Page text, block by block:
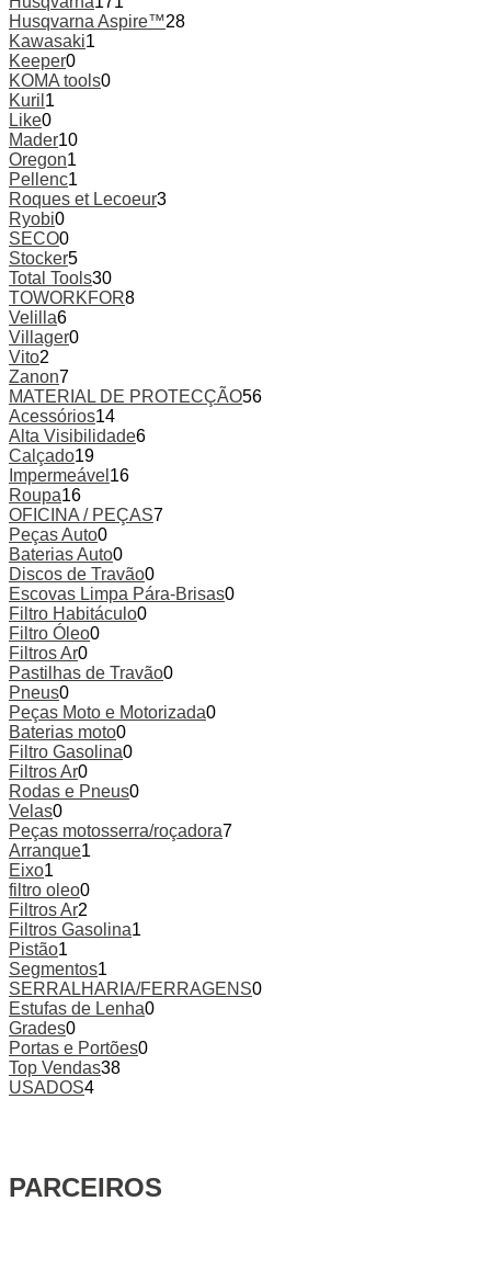
Husqvarna Aspire™28
Kawasaki1
Keeper0
KOMA tools0
Kuril 1
Like0
Mader10
Oregon1
Pellenc1
Roques et Lecoeur3
Ryobi0
SECO0
Stocker5
Total Tools30
TOWORKFOR8
Velilla6
Villager0
Vito2
Zanon7
MATERIAL DE PROTECÇÃO56
Acessórios14
Alta Visibilidade6
Calçado19
Impermeável 16
Roupa16
OFICINA / PEÇAS7
Peças Auto0
Baterias Auto0
Discos de Travão0
Escovas Limpa Pára-Brisas0
Filtro Habitáculo0
Filtro Óleo0
Filtros Ar0
Pastilhas de Travão0
Pneus0
Peças Moto e Motorizada0
Baterias moto0
Filtro Gasolina0
Filtros Ar0
Rodas e Pneus0
Velas0
Peças motosserra/roçadora7
Arranque1
Eixo1
filtro oleo0
Filtros Ar2
Filtros Gasolina1
Pistão1
Segmentos1
SERRALHARIA/FERRAGENS0
Estufas de Lenha0
Grades0
Portas e Portões0
Top Vendas38
USADOS4
PARCEIROS